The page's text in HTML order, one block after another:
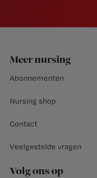
Footer
Meer nursing
Abonnementen
Nursing shop
Contact
Veelgestelde vragen
Volg ons op